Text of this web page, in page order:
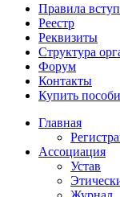
Правила
Реестр
Реквизиты
Структура
Форум
Контакты
Купить
Главная
Ассоциация
Устав